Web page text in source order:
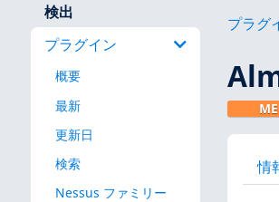
検出
プラグイン
概要
最新
更新日
検索
Nessus ファミリー
プラグ
情